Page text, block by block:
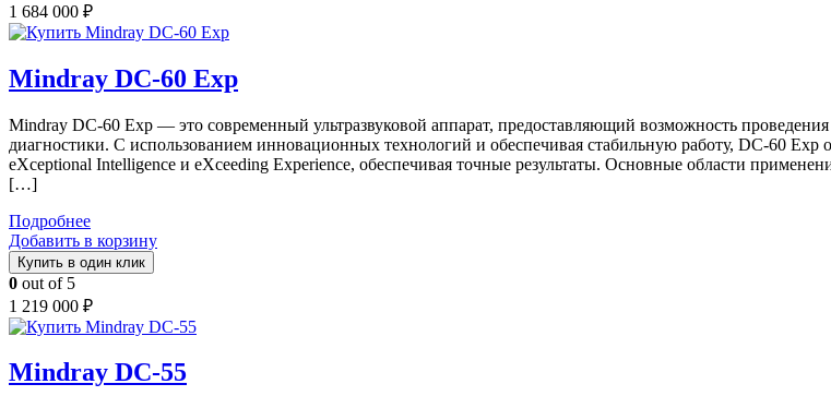
1 684 000 ₽
Mindray DC-60 Exp
Mindray DC-60 Exp — это современный ультразвуковой аппарат, предоставляющий возможность
диагностики. С использованием инновационных технологий и обеспечивая стабильную работу, DC-60
eXceptional Intelligence и eXceeding Experience, обеспечивая точные результаты. Основные области
[…]
Подробнее
Добавить в корзину
Купить в один клик
0 out of 5
1 219 000 ₽
Mindray DC-55